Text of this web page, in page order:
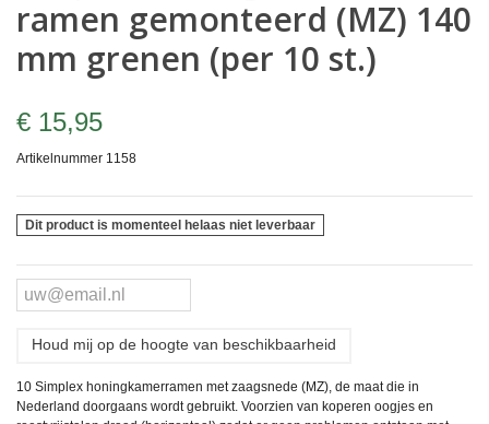
ramen gemonteerd (MZ) 140
mm grenen (per 10 st.)
€ 15,95
Artikelnummer 1158
Dit product is momenteel helaas niet leverbaar
Houd mij op de hoogte van beschikbaarheid
10 Simplex honingkamerramen met zaagsnede (MZ), de maat die in
Nederland doorgaans wordt gebruikt. Voorzien van koperen oogjes en